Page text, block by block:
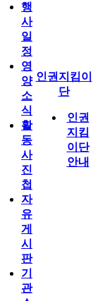
행
사
일
정
영
양
소
식
활
동
사
진
첩
자
유
게
시
판
기
관
인권지킴이
단
인권
지킴
이단
안내